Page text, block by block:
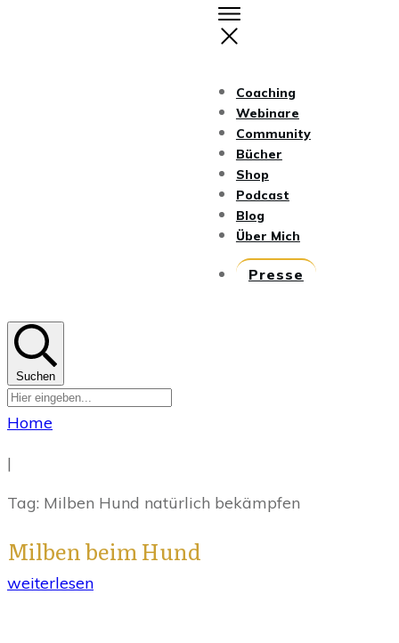
Coaching
Webinare
Community
Bücher
Shop
Podcast
Blog
Über Mich
Presse
Suchen
Home
|
Tag: Milben Hund natürlich bekämpfen
Milben beim Hund
weiterlesen